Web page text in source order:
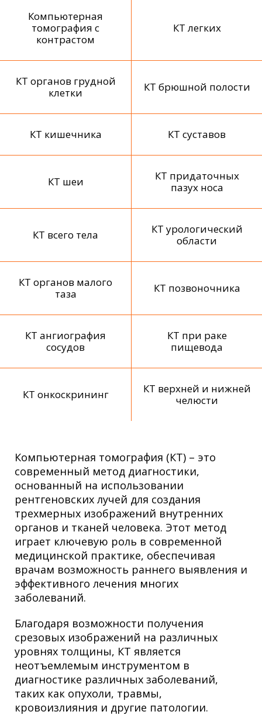
Компьютерная
томография с
контрастом
КТ легких
КТ органов грудной
клетки
КТ брюшной полости
КТ кишечника КТ суставов
КТ шеи
КТ придаточных
пазух носа
КТ всего тела
КТ урологический
области
КТ органов малого
таза
КТ позвоночника
КТ ангиография
сосудов
КТ при раке
пищевода
КТ онкоскрининг
КТ верхней и нижней
челюсти
Компьютерная томография (КТ) – это
современный метод диагностики,
основанный на использовании
рентгеновских лучей для создания
трехмерных изображений внутренних
органов и тканей человека. Этот метод
играет ключевую роль в современной
медицинской практике, обеспечивая
врачам возможность раннего выявления и
эффективного лечения многих
заболеваний.
Благодаря возможности получения
срезовых изображений на различных
уровнях толщины, КТ является
неотъемлемым инструментом в
диагностике различных заболеваний,
таких как опухоли, травмы,
кровоизлияния и другие патологии.